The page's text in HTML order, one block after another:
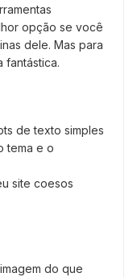
opção se você
dele. Mas para
fantástica.
de texto simples
tema e o
site coesos
do que